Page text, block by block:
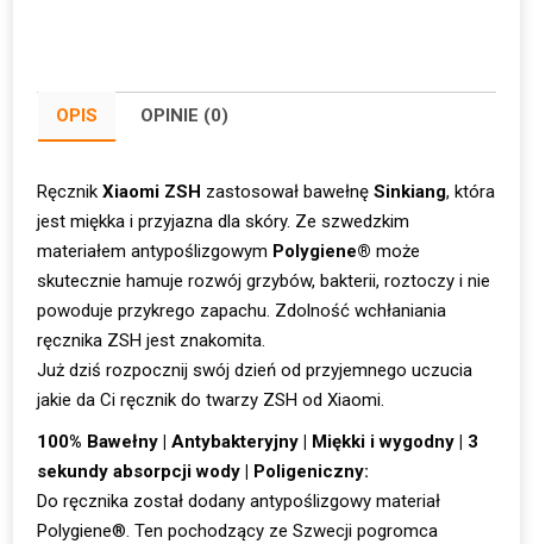
OPIS OPINIE (0)
RęcznikXiaomi ZSH zastosował bawełnęSinkiang, która
jest miękka i przyjazna dla skóry. Ze szwedzkim
materiałem antypoślizgowym Polygiene® może
skutecznie hamuje rozwój grzybów, bakterii, roztoczy i nie
powoduje przykrego zapachu. Zdolność wchłaniania
ręcznika ZSH jest znakomita.
Już dziś rozpocznij swój dzień od przyjemnego uczucia
jakie da Ci ręcznik do twarzy ZSH od Xiaomi.
100% Bawełny | Antybakteryjny | Miękki i wygodny | 3
sekundy absorpcji wody | Poligeniczny:
Do ręcznika został dodany antypoślizgowy materiał
Polygiene®. Ten pochodzący ze Szwecji pogromca